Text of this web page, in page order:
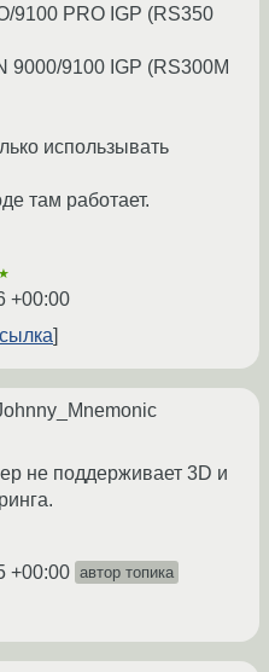
9100 PRO IGP (RS350
9000/9100 IGP (RS300M
использывать
там работает.
★
+00:00
не поддерживает 3D и
+00:00 автор топика